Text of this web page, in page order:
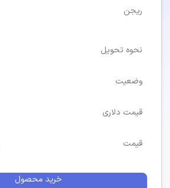
ریجن
نحوه تحویل
وضعیت
قیمت دلاری
قیمت
خرید محصول